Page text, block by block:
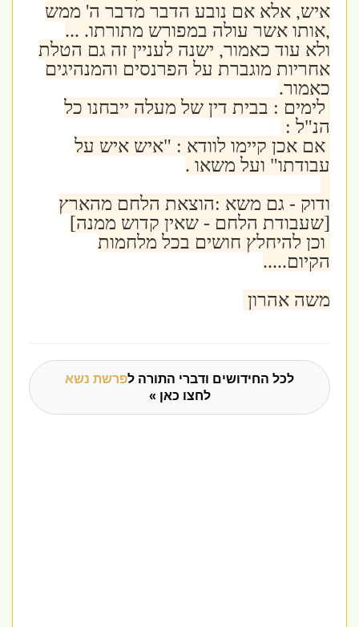
איש, אלא אם נובע הדברמדבר ה' ממש
,אותו אשר עולה במפורש מתורתו. ...
ולא עוד כאמור, ישנה לעניין זה גם הטלת
אחריות מוגברת על הפרנסים והמנהיגים
כאמור.
לימים : בבית דין של מעלה ייבחנו כל
הנ"ל :
אם אכן קיימו לוודא : "איש איש על
עבודתו" ועל משאו .
ודוק - גם משא :הוצאת הלחם מהארץ
[שעבודת הלחם - שאין קדוש ממנה]
וכן להיחלץ חושים בכל מלחמות
הקיום.....
משה אהרון
לכל החידושים ודברי התורה לפרשת נשא
לחצו כאן »